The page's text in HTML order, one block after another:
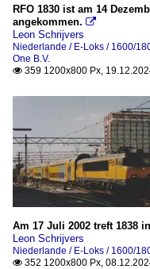
RFO 1830 ist am 14
angekommen. 
Leon Schrijvers
Niederlande / E-Loks / 1600/
One B.V.
 359 1200x800 Px,
Am 17 Juli 2002 treft 1838
Leon Schrijvers
Niederlande / E-Loks / 1600/
 352 1200x800 Px,